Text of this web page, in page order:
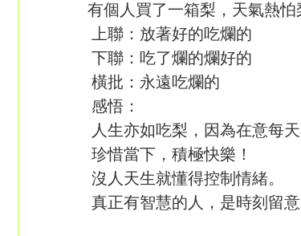
有個人買了一箱梨，天氣熱怕
上聯：放著好的吃爛的
下聯：吃了爛的爛好的
橫批：永遠吃爛的
感悟：
人生亦如吃梨，因為在意每天
珍惜當下，積極快樂！
沒人天生就懂得控制情緒。
真正有智慧的人，是時刻留意